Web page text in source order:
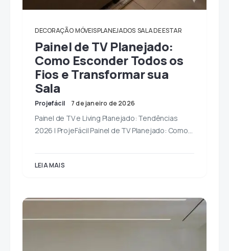
DECORAÇÃO MÓVEIS PLANEJADOS SALA DE ESTAR
Painel de TV Planejado:
Como Esconder Todos os
Fios e Transformar sua
Sala
Projefácil 7 de janeiro de 2026
Painel de TV e Living Planejado: Tendências
2026 | ProjeFácil Painel de TV Planejado: Como…
LEIA MAIS